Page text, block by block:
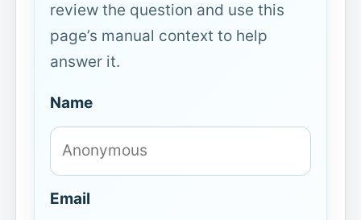
review the question and use this
page’s manual context to help
answer it.
Name
Email